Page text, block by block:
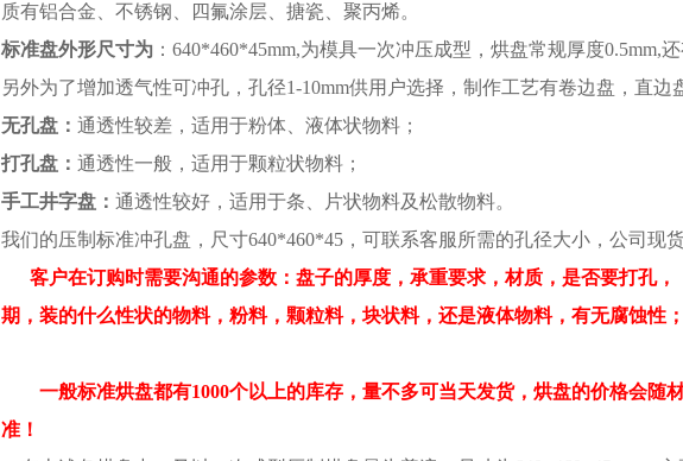
质有铝合金、不锈钢、四氟涂层、搪瓷、聚丙烯。
标准盘外形尺寸为 ：640*460*45mm,为模具一次冲压成型，烘盘常规厚度0.5mm,
另外为了增加透气性可冲孔，孔径1-10mm供用户选择，制作工艺有卷边盘，直边
无孔盘： 通透性较差，适用于粉体、液体状物料；
打孔盘： 通透性一般，适用于颗粒状物料；
手工井字盘： 通透性较好，适用于条、片状物料及松散物料。
我们的压制标准冲孔盘，尺寸640*460*45，可联系客服所需的孔径大小，公司现
客户在订购时需要沟通的参数：盘子的厚度，承重要求，材质，是否要打孔
期，装的什么性状的物料，粉料，颗粒料，块状料，还是液体物料，有无腐蚀性
一般标准烘盘都有1000个以上的库存，量不多可当天发货，烘盘的价格会随
准！